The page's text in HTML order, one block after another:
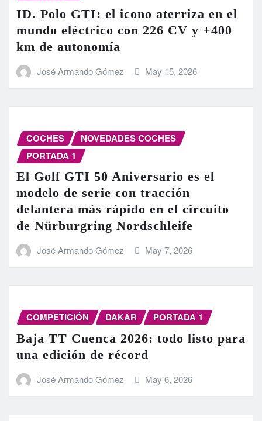
ID. Polo GTI: el icono aterriza en el
mundo eléctrico con 226 CV y +400
km de autonomía
José Armando Gómez May 15, 2026
COCHES
NOVEDADES COCHES
PORTADA 1
El Golf GTI 50 Aniversario es el
modelo de serie con tracción
delantera más rápido en el circuito
de Nürburgring Nordschleife
José Armando Gómez May 7, 2026
COMPETICIÓN DAKAR PORTADA 1
Baja TT Cuenca 2026: todo listo para
una edición de récord
José Armando Gómez May 6, 2026